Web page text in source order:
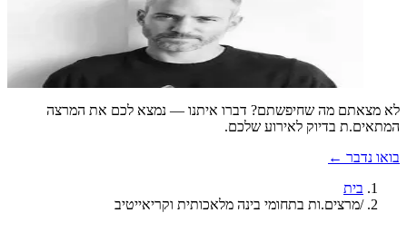
אמן רב־תחומי הפועל בווידיאו, צילום ובינה מלאכותית.
אמן רב־תחומי הפועל בווידיאו, צילום ובינה מלאכותית.
אמנות
אופנה
לא מצאתם מה שחיפשתם? דברו איתנו — נמצא לכם את המרצה
המתאים.ת בדיוק לאירוע שלכם.
בואו נדבר ←
בית
/מרצים.ות בתחומי בינה מלאכותית וקריאייטיב